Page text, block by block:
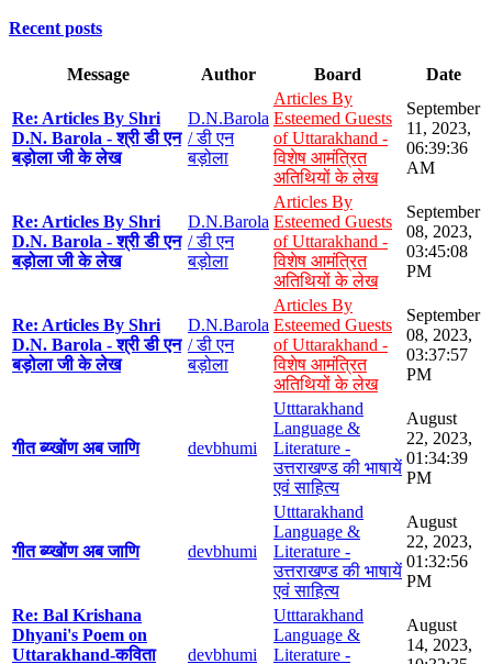
Recent posts
Message Author Board Date
Re: Articles By Shri
D.N. Barola - श्री डी एन
बड़ोला जी के लेख
D.N.Barola
/ डी एन
बड़ोला
Articles By
Esteemed Guests
of Uttarakhand -
विशेष आमंत्रित
अतिथियों के लेख
September
11, 2023,
06:39:36
AM
Re: Articles By Shri
D.N. Barola - श्री डी एन
बड़ोला जी के लेख
D.N.Barola
/ डी एन
बड़ोला
Articles By
Esteemed Guests
of Uttarakhand -
विशेष आमंत्रित
अतिथियों के लेख
September
08, 2023,
03:45:08
PM
Re: Articles By Shri
D.N. Barola - श्री डी एन
बड़ोला जी के लेख
D.N.Barola
/ डी एन
बड़ोला
Articles By
Esteemed Guests
of Uttarakhand -
विशेष आमंत्रित
अतिथियों के लेख
September
08, 2023,
03:37:57
PM
गीत ब्य्खोंण अब जाणि devbhumi
Utttarakhand
Language &
Literature -
उत्तराखण्ड की भाषायें
एवं साहित्य
August
22, 2023,
01:34:39
PM
गीत ब्य्खोंण अब जाणि devbhumi
Utttarakhand
Language &
Literature -
उत्तराखण्ड की भाषायें
एवं साहित्य
August
22, 2023,
01:32:56
PM
Re: Bal Krishana
Dhyani's Poem on
Uttarakhand-कविता
devbhumi
Utttarakhand
Language &
Literature -
August
14, 2023,